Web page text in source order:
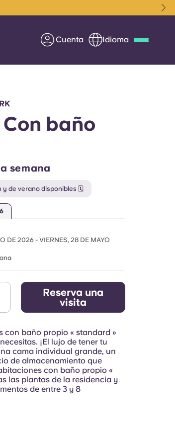
Cuenta Idioma
con Yugo
para los
en contacto con
baño
semana
y de verano disponibles 🗓️
DE 2026 - VIERNES, 28 DE MAYO
Reserva una
visita
con baño propio « standard »
¡El lujo de tener tu
cama individual grande, un
de almacenamiento que
con baño propio «
las plantas de la residencia y
de entre 3 y 8